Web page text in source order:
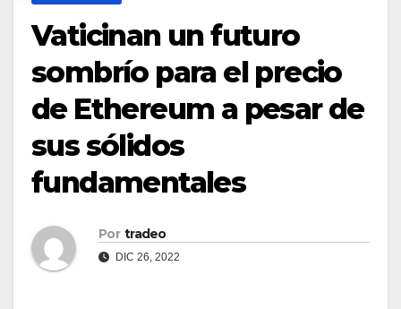
Vaticinan un futuro
sombrío para el precio
de Ethereum a pesar de
sus sólidos
fundamentales
Por tradeo
DIC 26, 2022